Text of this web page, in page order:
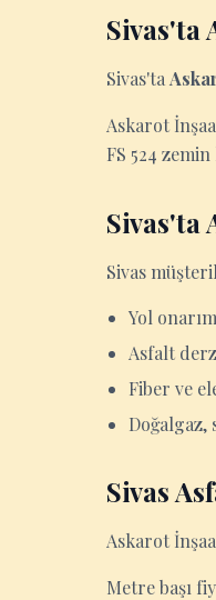
Sivas'ta
Sivas'ta
Askarot
FS 524
Sivas'ta
Sivas
Yol
Asfalt
Fiber ve
Doğalgaz,
Sivas
Askarot
Metre başı